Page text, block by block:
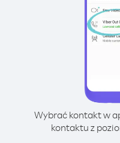
Wybrać kontakt w
kontaktu z